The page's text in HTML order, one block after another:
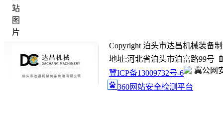
Copyright 泊头市达昌机械装备
地址:河北省泊头市泊富路99号
冀ICP备13009732号-6
冀公网
360网站安全检测平台